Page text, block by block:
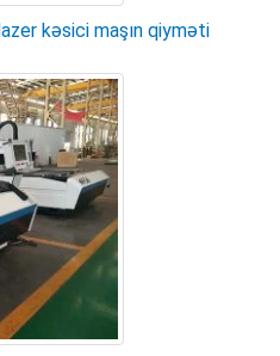
kəsici maşın qiyməti